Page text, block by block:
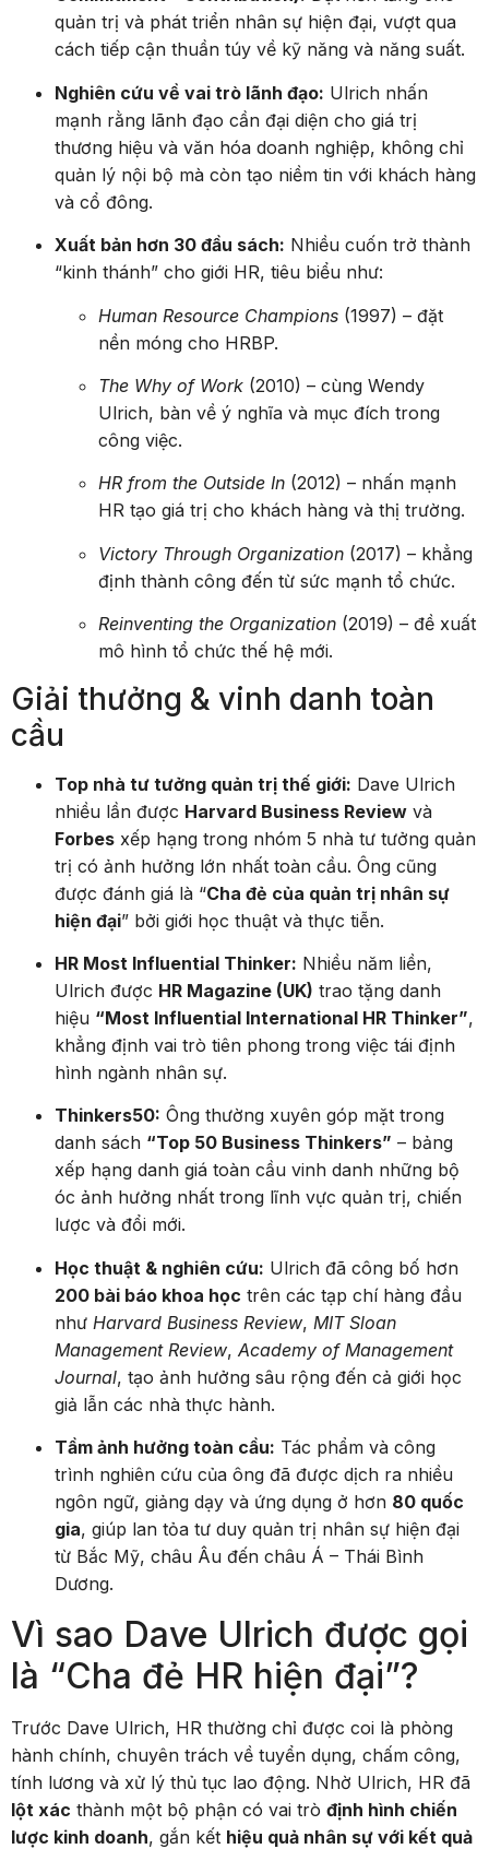
quản trị và phát triển nhân sự hiện đại, vượt qua
cách tiếp cận thuần túy về kỹ năng và năng suất.
Nghiên cứu về vai trò lãnh đạo: Ulrich nhấn
mạnh rằng lãnh đạo cần đại diện cho giá trị
thương hiệu và văn hóa doanh nghiệp, không chỉ
quản lý nội bộ mà còn tạo niềm tin với khách hàng
và cổ đông.
Xuất bản hơn 30 đầu sách: Nhiều cuốn trở thành
“kinh thánh” cho giới HR, tiêu biểu như:
Human Resource Champions (1997) – đặt
nền móng cho HRBP.
The Why of Work (2010) – cùng Wendy
Ulrich, bàn về ý nghĩa và mục đích trong
công việc.
HR from the Outside In (2012) – nhấn mạnh
HR tạo giá trị cho khách hàng và thị trường.
Victory Through Organization (2017) – khẳng
định thành công đến từ sức mạnh tổ chức.
Reinventing the Organization (2019) – đề xuất
mô hình tổ chức thế hệ mới.
Giải thưởng & vinh danh toàn
cầu
Top nhà tư tưởng quản trị thế giới: Dave Ulrich
nhiều lần được Harvard Business Review và
Forbes xếp hạng trong nhóm 5 nhà tư tưởng quản
trị có ảnh hưởng lớn nhất toàn cầu. Ông cũng
được đánh giá là “Cha đẻ của quản trị nhân sự
hiện đại” bởi giới học thuật và thực tiễn.
HR Most Influential Thinker: Nhiều năm liền,
Ulrich được HR Magazine (UK) trao tặng danh
hiệu “Most Influential International HR Thinker”,
khẳng định vai trò tiên phong trong việc tái định
hình ngành nhân sự.
Thinkers50: Ông thường xuyên góp mặt trong
danh sách “Top 50 Business Thinkers” – bảng
xếp hạng danh giá toàn cầu vinh danh những bộ
óc ảnh hưởng nhất trong lĩnh vực quản trị, chiến
lược và đổi mới.
Học thuật & nghiên cứu: Ulrich đã công bố hơn
200 bài báo khoa học trên các tạp chí hàng đầu
như Harvard Business Review, MIT Sloan
Management Review, Academy of Management
Journal, tạo ảnh hưởng sâu rộng đến cả giới học
giả lẫn các nhà thực hành.
Tầm ảnh hưởng toàn cầu: Tác phẩm và công
trình nghiên cứu của ông đã được dịch ra nhiều
ngôn ngữ, giảng dạy và ứng dụng ở hơn 80 quốc
gia, giúp lan tỏa tư duy quản trị nhân sự hiện đại
từ Bắc Mỹ, châu Âu đến châu Á – Thái Bình
Dương.
Vì sao Dave Ulrich được gọi
là “Cha đẻ HR hiện đại”?
Trước Dave Ulrich, HR thường chỉ được coi là phòng
hành chính, chuyên trách về tuyển dụng, chấm công,
tính lương và xử lý thủ tục lao động. Nhờ Ulrich, HR đã
lột xác thành một bộ phận có vai trò định hình chiến
lược kinh doanh, gắn kết hiệu quả nhân sự với kết quả